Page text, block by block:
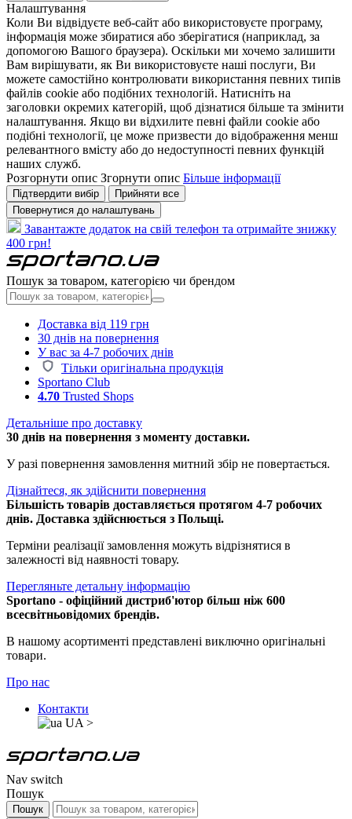
Налаштування
Коли Ви відвідуєте веб-сайт або використовуєте програму,
інформація може збиратися або зберігатися (наприклад, за
допомогою Вашого браузера). Оскільки ми хочемо залишити
Вам вирішувати, як Ви використовуєте наші послуги, Ви
можете самостійно контролювати використання певних типів
файлів cookie або подібних технологій. Натисніть на
заголовки окремих категорій, щоб дізнатися більше та змінити
налаштування. Якщо ви відхилите певні файли cookie або
подібні технології, це може призвести до відображення менш
релевантного вмісту або до недоступності певних функцій
наших служб.
Розгорнути опис Згорнути опис Більше інформації
Підтвердити вибір
Прийняти все
Повернутися до налаштувань
Завантажте додаток на свій телефон та отримайте знижку
400 грн!
Пошук за товаром, категорією чи брендом
Доставка від 119 грн
30 днів на повернення
У вас за 4-7 робочих днів
Тільки оригінальна продукція
Sportano Club
4.70 Trusted Shops
Детальніше про доставку
30 днів на повернення з моменту доставки.
У разі повернення замовлення митний збір не повертається.
Дізнайтеся, як здійснити повернення
Більшість товарів доставляється протягом 4-7 робочих
днів. Доставка здійснюється з Польщі.
Терміни реалізації замовлення можуть відрізнятися в
залежності від наявності товару.
Перегляньте детальну інформацію
Sportano - офіційний дистриб'ютор більш ніж 600
всесвітньовідомих брендів.
В нашому асортименті представлені виключно оригінальні
товари.
Про нас
Контакти
UA >
Nav switch
Пошук
Пошук